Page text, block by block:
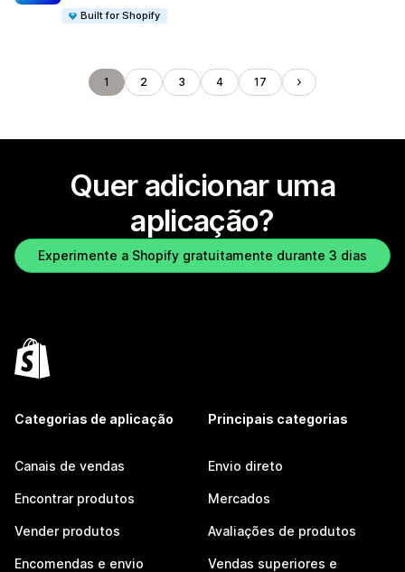
Built for Shopify
1 2 3 4 17
Quer adicionar uma
aplicação?
Experimente a Shopify gratuitamente durante 3 dias
Categorias de aplicação
Canais de vendas
Encontrar produtos
Vender produtos
Encomendas e envio
Principais categorias
Envio direto
Mercados
Avaliações de produtos
Vendas superiores e